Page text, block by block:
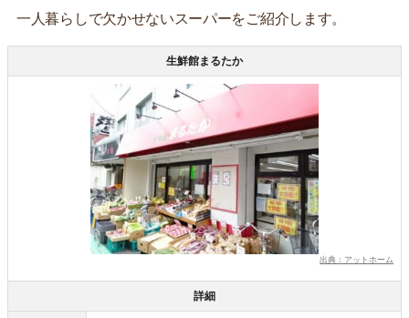
一人暮らしで欠かせないスーパーをご紹介します。
生鮮館まるたか
出典：アットホーム
詳細